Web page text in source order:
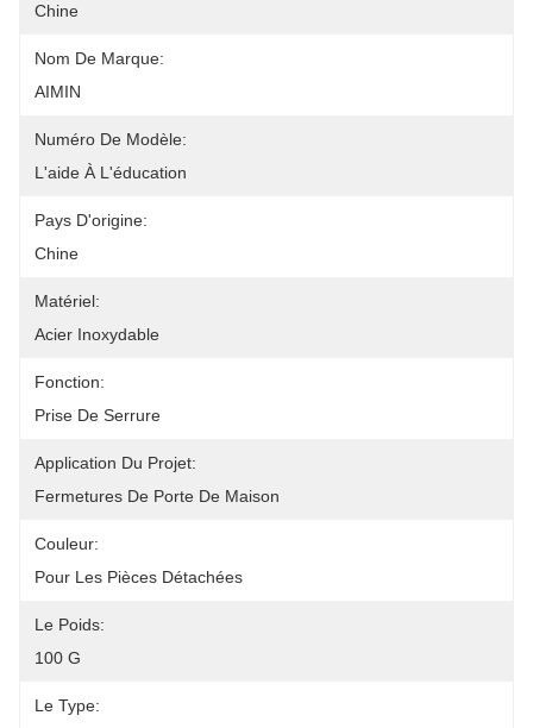
Chine
Nom De Marque:
AIMIN
Numéro De Modèle:
L'aide À L'éducation
Pays D'origine:
Chine
Matériel:
Acier Inoxydable
Fonction:
Prise De Serrure
Application Du Projet:
Fermetures De Porte De Maison
Couleur:
Pour Les Pièces Détachées
Le Poids:
100 G
Le Type: